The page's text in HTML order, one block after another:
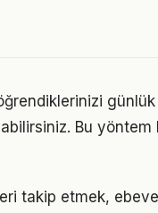
Bu yöntem
takip etmek,